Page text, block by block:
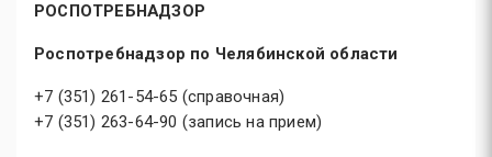
РОСПОТРЕБНАДЗОР
Роспотребнадзор по Челябинской области
+7 (351) 261-54-65 (справочная)
+7 (351) 263-64-90 (запись на прием)